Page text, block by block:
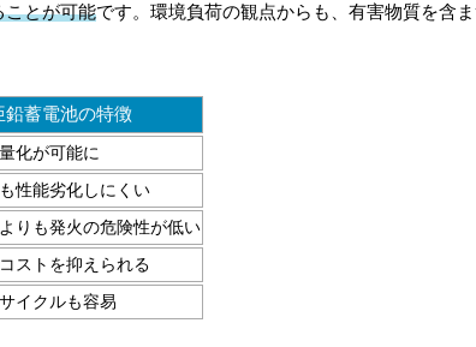
ことが可能です。環境負荷の観点からも、有害物質を含
鉛蓄電池の特徴
化が可能に
性能劣化しにくい
りも発火の危険性が低い
ストを抑えられる
イクルも容易